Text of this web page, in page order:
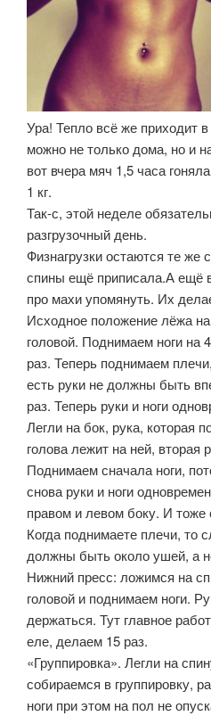
Ура! Тепло всё же приходит
можно не только дома, но и
вот вчера мяч 1,5 часа
1 кг.
Так-с, этой неделе
разгрузочный день.
Физнагрузки остаются те же
спины ещё приписала.А ещё
про махи упомянуть. Их
Исходное положение лёжа
головой. Поднимаем ноги на
раз. Теперь поднимаем
есть руки не должны быть
раз. Теперь руки и ноги
Легли на бок, рука, которая
голова лежит на ней, вторая
Поднимаем сначала ноги,
снова руки и ноги
правом и левом боку. И
Когда поднимаете плечи, то
должны быть около ушей, а
Нижний пресс: ложимся на
головой и поднимаем ноги.
держаться. Тут главное
еле, делаем 15 раз.
«Группировка». Легли на
собираемся в группировку,
ноги при этом на пол не